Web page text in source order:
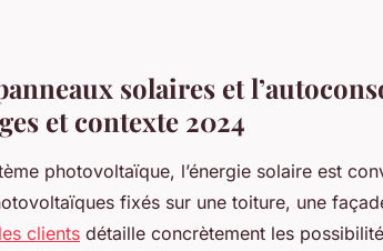
solaires et
et contexte 2024
photovoltaïque, l’énergie solaire est
fixés sur une toiture, une
clients détaille concrètement les